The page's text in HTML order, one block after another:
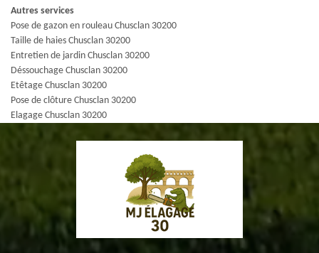
Autres services
Pose de gazon en rouleau Chusclan 30200
Taille de haies Chusclan 30200
Entretien de jardin Chusclan 30200
Déssouchage Chusclan 30200
Etêtage Chusclan 30200
Pose de clôture Chusclan 30200
Elagage Chusclan 30200